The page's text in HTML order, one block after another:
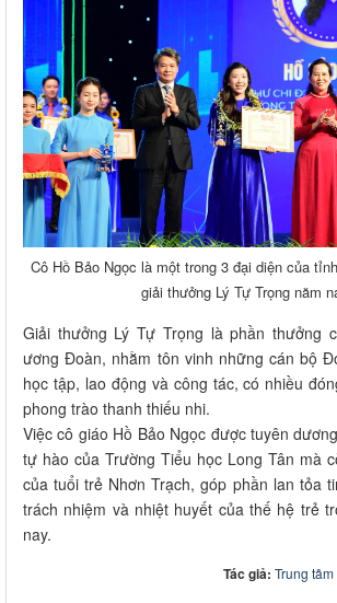
Cô Hồ Bảo Ngọc là một trong 3 đại diện của
giải thưởng Lý Tự Trọng năm
Giải thưởng Lý Tự Trọng là phần thưởng
ương Đoàn, nhằm tôn vinh những cán bộ
học tập, lao động và công tác, có nhiều
phong trào thanh thiếu nhi.
Việc cô giáo Hồ Bảo Ngọc được tuyên
tự hào của Trường Tiểu học Long Tân mà
của tuổi trẻ Nhơn Trạch, góp phần lan tỏa
trách nhiệm và nhiệt huyết của thế hệ trẻ
nay.
Tác giả: Trung